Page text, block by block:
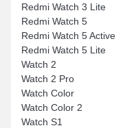
Redmi Watch 3 Lite
Redmi Watch 5
Redmi Watch 5 Active
Redmi Watch 5 Lite
Watch 2
Watch 2 Pro
Watch Color
Watch Color 2
Watch S1